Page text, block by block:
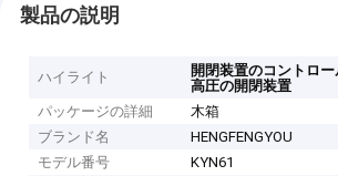
製品の説明
ハイライト 開閉装置のコントロ
高圧の開閉装置
パッケージの詳細
木箱
ブランド名
HENGFENGYOU
モデル番号
KYN61